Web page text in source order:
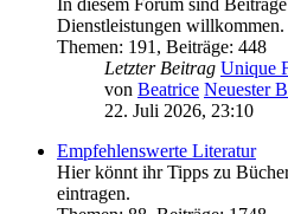
Dienstleistungen willkommen.
Themen: 191 , Beiträge: 448
Letzter Beitrag Unique
von Beatrice Neuester
22. Juli 2026, 23:10
Empfehlenswerte Literatur
Hier könnt ihr Tipps zu
eintragen.